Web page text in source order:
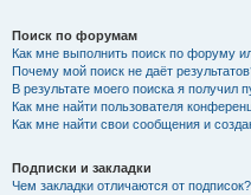
Поиск по форумам
Как мне выполнить поиск по форуму
Почему мой поиск не даёт
В результате моего поиска я получил
Как мне найти пользователя
Как мне найти свои сообщения и
Подписки и закладки
Чем закладки отличаются от подписок?